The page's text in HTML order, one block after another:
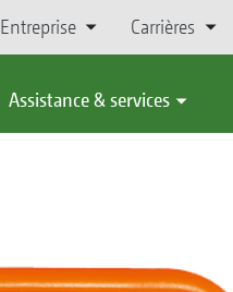
Entreprise Carrières
Assistance & services